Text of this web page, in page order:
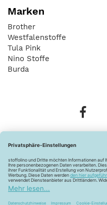
Marken
Brother
Westfalenstoffe
Tula Pink
Nino Stoffe
Burda
Widerrufsbelehrung
Barrierefreiheitserklärung